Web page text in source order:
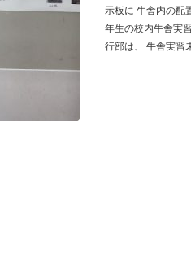
示板に 牛舎内の配
年生の校内牛舎実
行部は、 牛舎実習